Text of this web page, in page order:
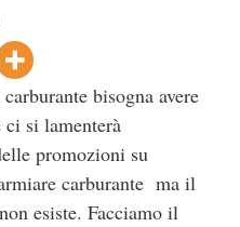
bisogna avere
ci si lamenterà
promozioni su
carburante ma il
esiste. Facciamo il